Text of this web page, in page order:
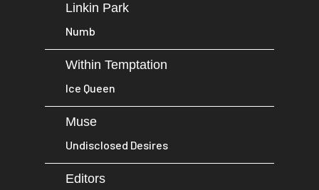
Linkin Park
Numb
Within Temptation
Ice Queen
Muse
Undisclosed Desires
Editors